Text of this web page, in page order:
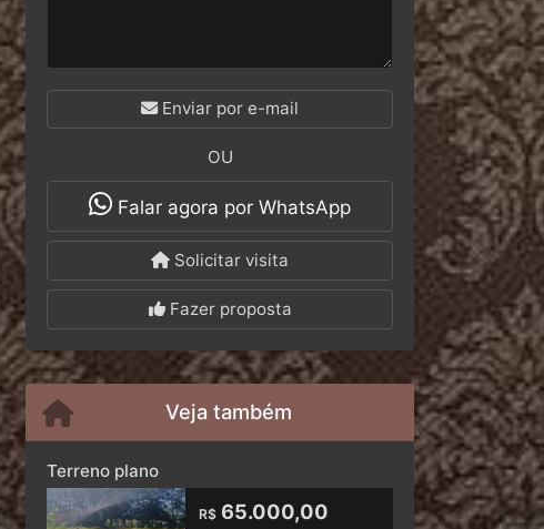
Enviar por e-mail
OU
Falar agora por WhatsApp
Solicitar visita
Fazer proposta
Veja também
Terreno plano
R$65.000,00